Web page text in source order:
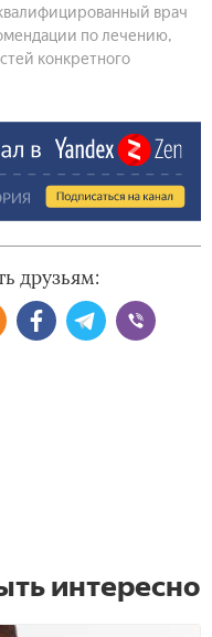
врач
по лечению,
конкретного
друзьям:
интересно